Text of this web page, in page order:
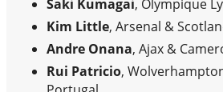
Saki Kumagai, Olympique
Kim Little, Arsenal &
Andre Onana, Ajax &
Rui Patricio,